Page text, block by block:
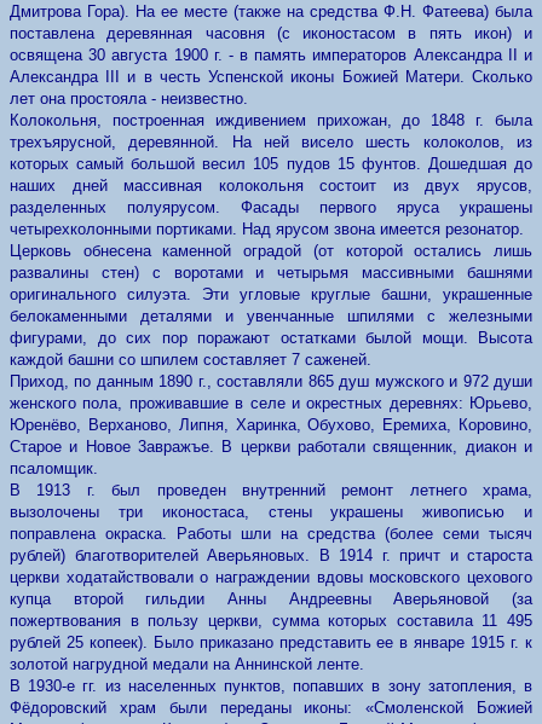
Дмитрова Гора). На ее месте (также на средства Ф.Н. Фатеева) была
поставлена деревянная часовня (с иконостасом в пять икон) и
освящена 30 aвгycтa 1900 г. - в память императоров Александра II и
Александра III и в честь Успенской иконы Божией Матери. Сколько
лет она простояла - неизвестно.
Колокольня, построенная иждивением прихожан, до 1848 г. была
трехъярусной, деревянной. На ней висело шесть колоколов, из
которых самый большой весил 105 пудов 15 фунтов. Дошедшая до
наших дней массивная колокольня состоит из двух ярусов,
разделенных полуярусом. Фасады первого яруса украшены
четырехколонными портиками. Над ярусом звона имеется резонатор.
Церковь обнесена каменной оградой (от которой остались лишь
развалины стен) с воротами и четырьмя массивными башнями
оригинального силуэта. Эти угловые круглые башни, украшенныe
белокаменными деталями и увенчанные шпилями с железными
фигурами, до сих пор поражают остатками былой мощи. Высота
каждой башни со шпилем составляет 7 саженей.
Приход, по данным 1890 г., составляли 865 душ мужского и 972 души
женского пола, проживавшие в селе и окрестных деревнях: Юрьево,
Юренёво, Верханово, Липня, Харинка, Обухово, Еремиха, Коровино,
Старое и Новое 3авражъе. В церкви работали священник, диакон и
псаломщик.
В 1913 г. был проведен внутренний ремонт летнего храма,
вызолочены три иконостаса, стены украшены живописью и
поправлена окраска. Работы шли на средства (более семи тысяч
рублей) благотворителей Аверьяновых. В 1914 г. причт и староста
церкви ходатайствовали о награждении вдовы московского цехового
купца второй гильдии Анны Андреевны Аверьяновой (за
пожертвования в пользу церкви, сумма которых составила 11 495
рублей 25 копеек). Было приказано представить ее в январе 1915 г. к
золотой нагрудной медали на Аннинской ленте.
В 1930-е гг. из населенных пунктов, попавших в зону затопления, в
Фёдоровский храм были переданы иконы: «Смоленской Божией